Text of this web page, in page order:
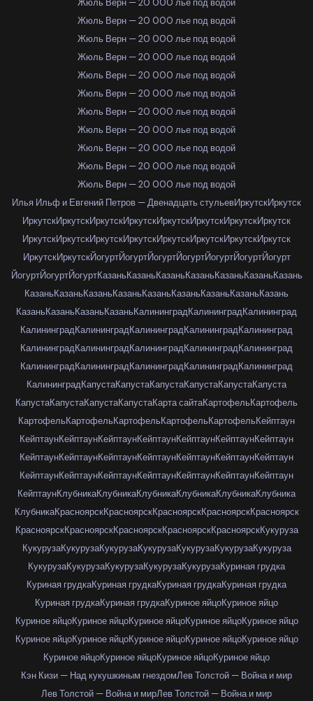
Жюль Верн — 20 000 лье под водой
Жюль Верн — 20 000 лье под водой
Жюль Верн — 20 000 лье под водой
Жюль Верн — 20 000 лье под водой
Жюль Верн — 20 000 лье под водой
Жюль Верн — 20 000 лье под водой
Жюль Верн — 20 000 лье под водой
Жюль Верн — 20 000 лье под водой
Жюль Верн — 20 000 лье под водой
Жюль Верн — 20 000 лье под водой
Жюль Верн — 20 000 лье под водой
Илья Ильф и Евгений Петров — Двенадцать стульевИркутскИркутск
ИркутскИркутскИркутскИркутскИркутскИркутскИркутскИркутск
ИркутскИркутскИркутскИркутскИркутскИркутскИркутскИркутск
ИркутскИркутскЙогуртЙогуртЙогуртЙогуртЙогуртЙогуртЙогурт
ЙогуртЙогуртЙогуртКазаньКазаньКазаньКазаньКазаньКазаньКазань
КазаньКазаньКазаньКазаньКазаньКазаньКазаньКазаньКазань
КазаньКазаньКазаньКазаньКалининградКалининградКалининград
КалининградКалининградКалининградКалининградКалининград
КалининградКалининградКалининградКалининградКалининград
КалининградКалининградКалининградКалининградКалининград
КалининградКапустаКапустаКапустаКапустаКапустаКапуста
КапустаКапустаКапустаКапустаКарта сайтаКартофельКартофель
КартофельКартофельКартофельКартофельКартофельКейптаун
КейптаунКейптаунКейптаунКейптаунКейптаунКейптаунКейптаун
КейптаунКейптаунКейптаунКейптаунКейптаунКейптаунКейптаун
КейптаунКейптаунКейптаунКейптаунКейптаунКейптаунКейптаун
КейптаунКлубникаКлубникаКлубникаКлубникаКлубникаКлубника
КлубникаКрасноярскКрасноярскКрасноярскКрасноярскКрасноярск
КрасноярскКрасноярскКрасноярскКрасноярскКрасноярскКукуруза
КукурузаКукурузаКукурузаКукурузаКукурузаКукурузаКукуруза
КукурузаКукурузаКукурузаКукурузаКукурузаКуриная грудка
Куриная грудкаКуриная грудкаКуриная грудкаКуриная грудка
Куриная грудкаКуриная грудкаКуриное яйцоКуриное яйцо
Куриное яйцоКуриное яйцоКуриное яйцоКуриное яйцоКуриное яйцо
Куриное яйцоКуриное яйцоКуриное яйцоКуриное яйцоКуриное яйцо
Куриное яйцоКуриное яйцоКуриное яйцоКуриное яйцо
Кэн Кизи — Над кукушкиным гнездомЛев Толстой — Война и мир
Лев Толстой — Война и мирЛев Толстой — Война и мир